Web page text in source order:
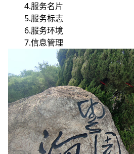
4.服务名片
5.服务标志
6.服务环境
7.信息管理